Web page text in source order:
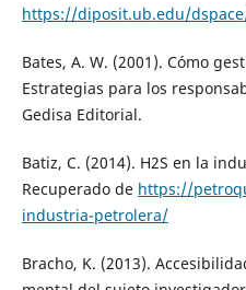
https://diposit.ub.edu/
Bates, A. W. (2001). Cómo
Estrategias para los
Gedisa Editorial.
Batiz, C. (2014). H2S en la
Recuperado de https://
industria-petrolera/
Bracho, K. (2013).